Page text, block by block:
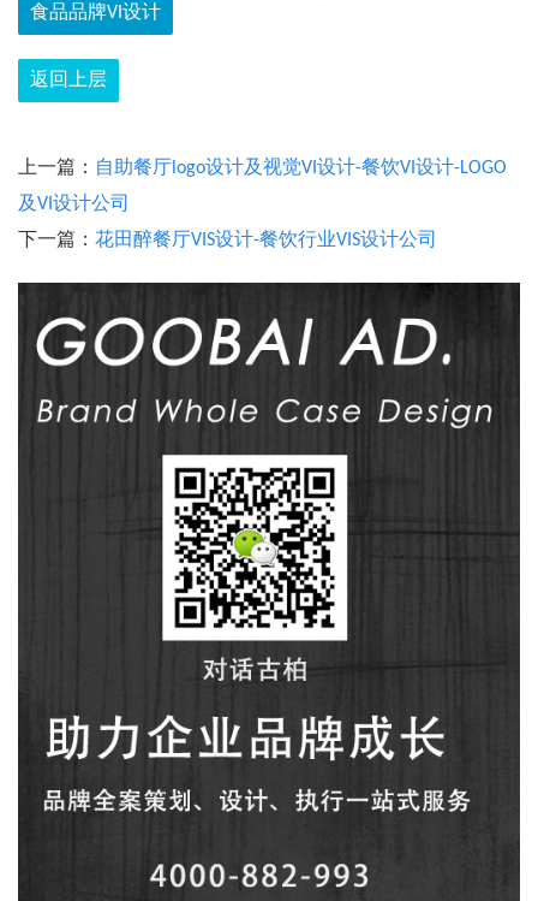
食品品牌VI设计
返回上层
上一篇：
自助餐厅logo设计及视觉VI设计-餐饮VI设计-LOGO
及VI设计公司
下一篇： 花田醉餐厅VIS设计-餐饮行业VIS设计公司